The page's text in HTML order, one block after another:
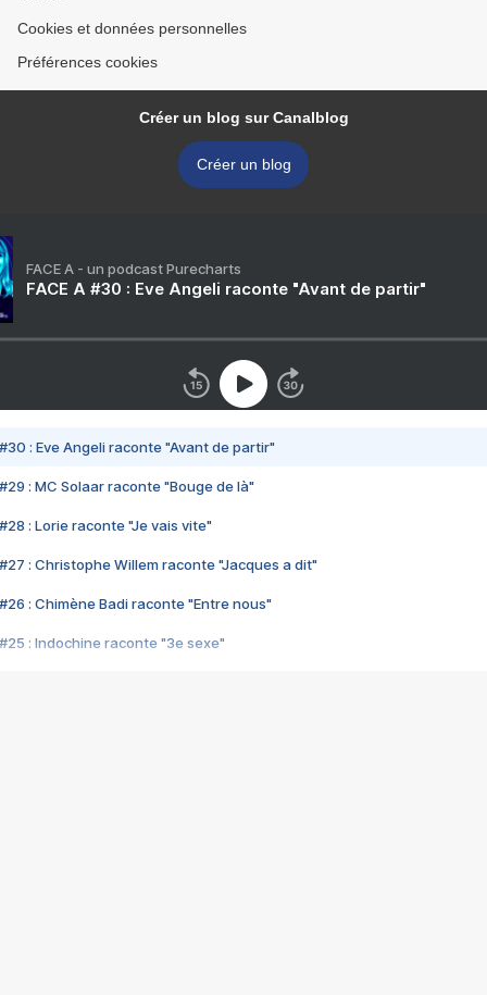
Cookies et données personnelles
Préférences cookies
Créer un blog sur Canalblog
Créer un blog
FACE A - un podcast Purecharts
FACE A #30 : Eve Angeli raconte "Avant de partir"
#30 : Eve Angeli raconte "Avant de partir"
#29 : MC Solaar raconte "Bouge de là"
#28 : Lorie raconte "Je vais vite"
#27 : Christophe Willem raconte "Jacques a dit"
#26 : Chimène Badi raconte "Entre nous"
#25 : Indochine raconte "3e sexe"